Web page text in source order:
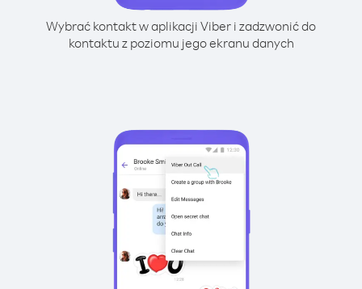
Wybrać kontakt w aplikacji Viber i zadzwonić do
kontaktu z poziomu jego ekranu danych